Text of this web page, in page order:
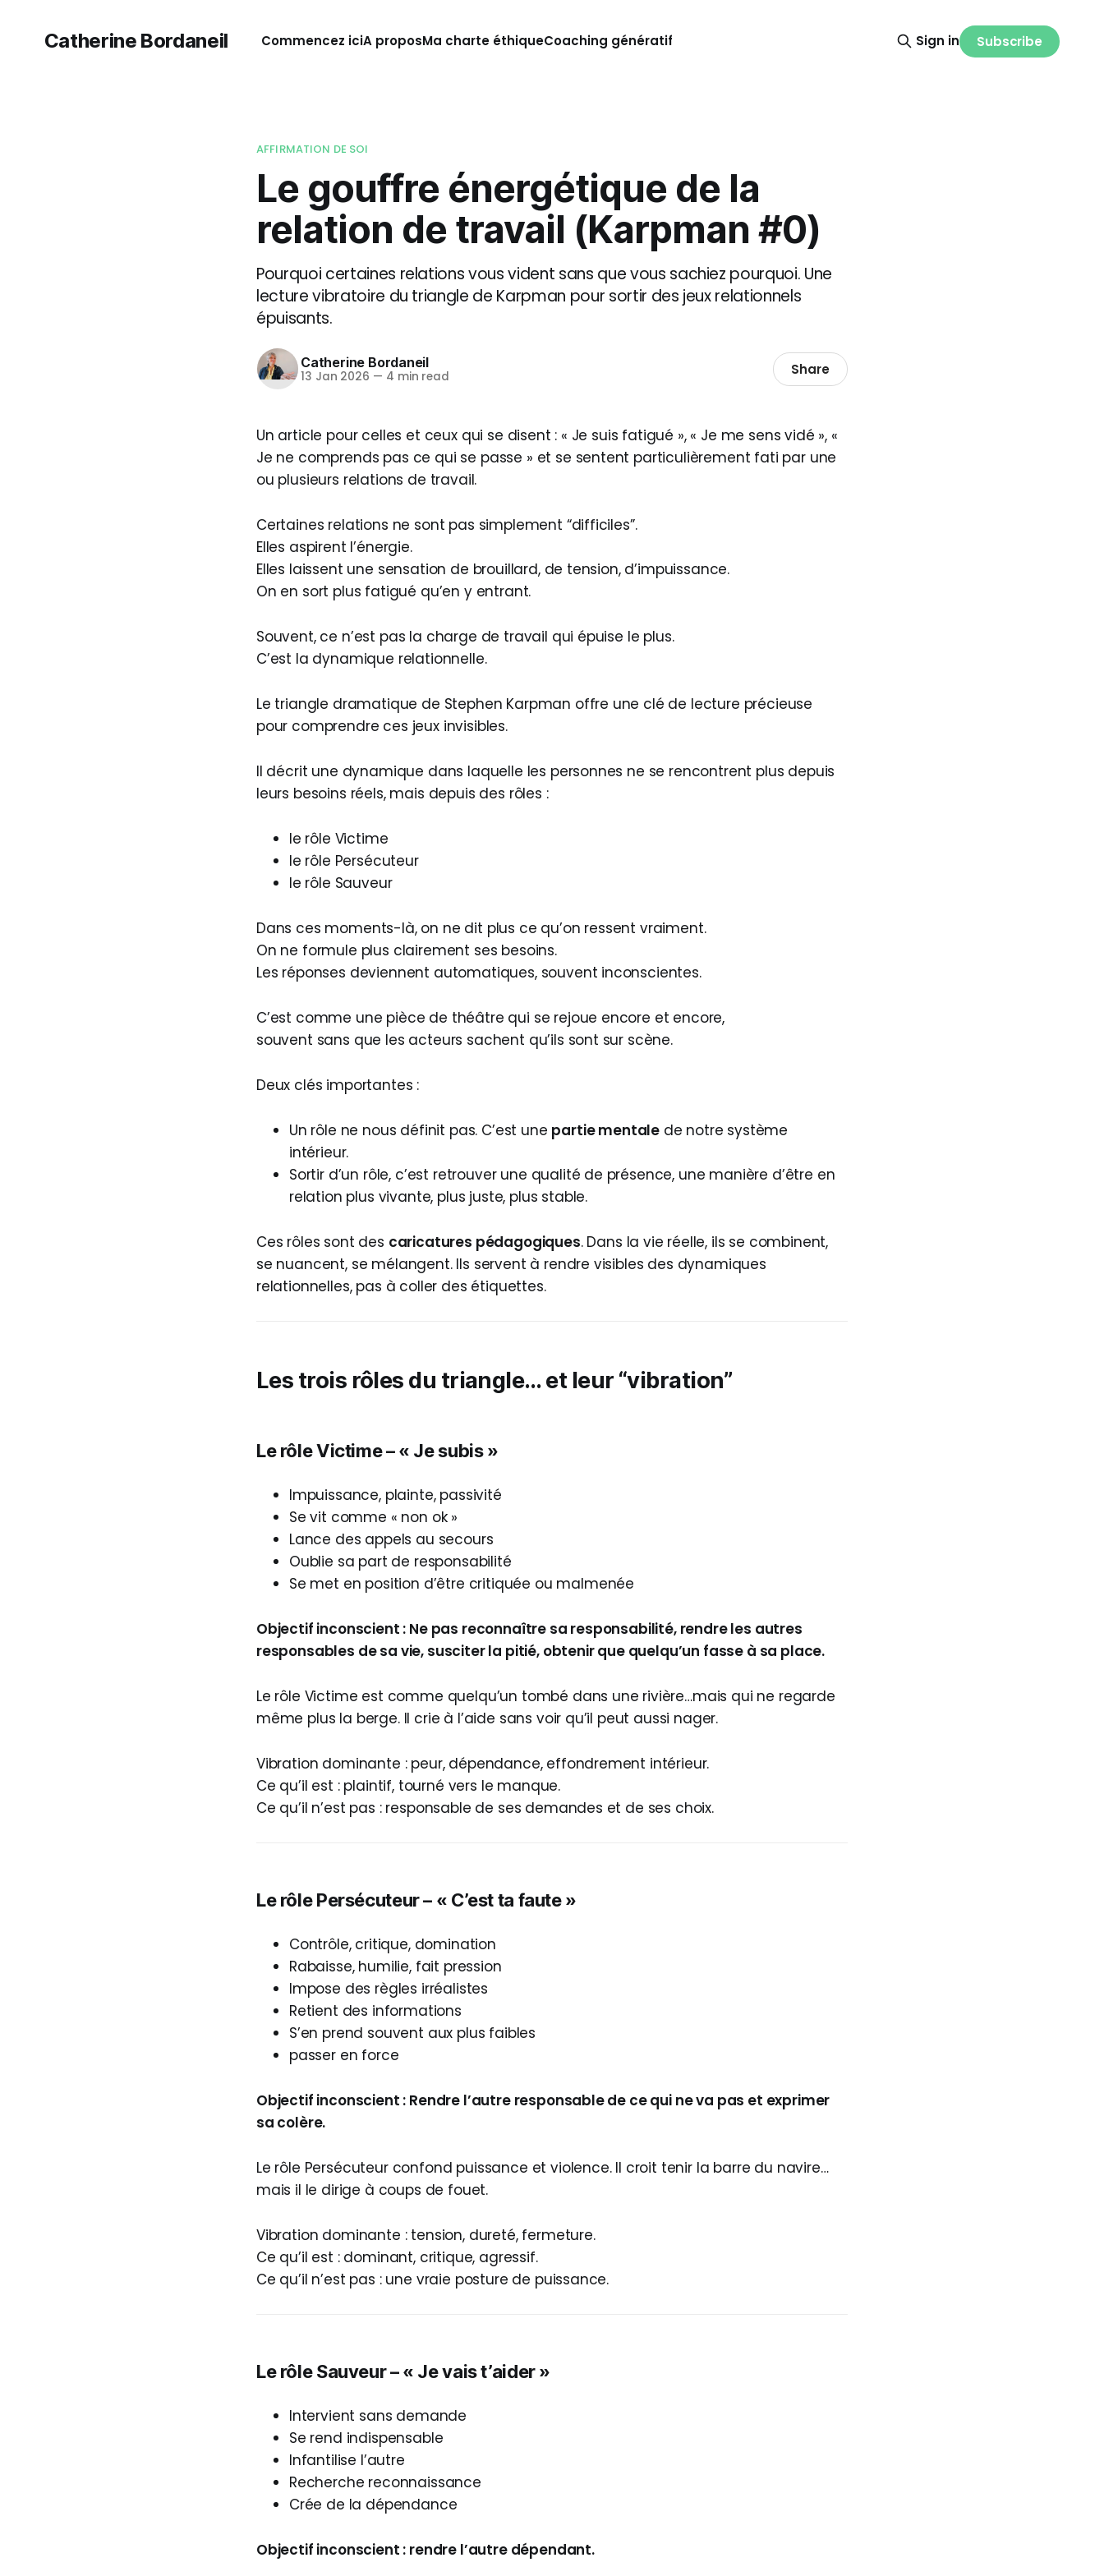
Catherine Bordaneil Commencez iciA proposMa charte éthiqueCoaching génératif Sign in Subscribe
AFFIRMATION DE SOI
Le gouffre énergétique de la
relation de travail (Karpman #0)
Pourquoi certaines relations vous vident sans que vous sachiez pourquoi. Une
lecture vibratoire du triangle de Karpman pour sortir des jeux relationnels
épuisants.
Catherine Bordaneil
13 Jan 2026 — 4 min read Share
Un article pour celles et ceux qui se disent : « Je suis fatigué », « Je me sens vidé », «
Je ne comprends pas ce qui se passe » et se sentent particulièrement fati par une
ou plusieurs relations de travail.
Certaines relations ne sont pas simplement “difficiles”.
Elles aspirent l’énergie.
Elles laissent une sensation de brouillard, de tension, d’impuissance.
On en sort plus fatigué qu’en y entrant.
Souvent, ce n’est pas la charge de travail qui épuise le plus.
C’est la dynamique relationnelle.
Le triangle dramatique de Stephen Karpman offre une clé de lecture précieuse
pour comprendre ces jeux invisibles.
Il décrit une dynamique dans laquelle les personnes ne se rencontrent plus depuis
leurs besoins réels, mais depuis des rôles :
le rôle Victime
le rôle Persécuteur
le rôle Sauveur
Dans ces moments-là, on ne dit plus ce qu’on ressent vraiment.
On ne formule plus clairement ses besoins.
Les réponses deviennent automatiques, souvent inconscientes.
C’est comme une pièce de théâtre qui se rejoue encore et encore,
souvent sans que les acteurs sachent qu’ils sont sur scène.
Deux clés importantes :
Un rôle ne nous définit pas. C’est une partie mentale de notre système
intérieur.
Sortir d’un rôle, c’est retrouver une qualité de présence, une manière d’être en
relation plus vivante, plus juste, plus stable.
Ces rôles sont des caricatures pédagogiques. Dans la vie réelle, ils se combinent,
se nuancent, se mélangent. Ils servent à rendre visibles des dynamiques
relationnelles, pas à coller des étiquettes.
Les trois rôles du triangle… et leur “vibration”
Le rôle Victime – « Je subis »
Impuissance, plainte, passivité
Se vit comme « non ok »
Lance des appels au secours
Oublie sa part de responsabilité
Se met en position d’être critiquée ou malmenée
Objectif inconscient : Ne pas reconnaître sa responsabilité, rendre les autres
responsables de sa vie, susciter la pitié, obtenir que quelqu’un fasse à sa place.
Le rôle Victime est comme quelqu’un tombé dans une rivière…mais qui ne regarde
même plus la berge. Il crie à l’aide sans voir qu’il peut aussi nager.
Vibration dominante : peur, dépendance, effondrement intérieur.
Ce qu’il est : plaintif, tourné vers le manque.
Ce qu’il n’est pas : responsable de ses demandes et de ses choix.
Le rôle Persécuteur – « C’est ta faute »
Contrôle, critique, domination
Rabaisse, humilie, fait pression
Impose des règles irréalistes
Retient des informations
S’en prend souvent aux plus faibles
passer en force
Objectif inconscient : Rendre l’autre responsable de ce qui ne va pas et exprimer
sa colère.
Le rôle Persécuteur confond puissance et violence. Il croit tenir la barre du navire…
mais il le dirige à coups de fouet.
Vibration dominante : tension, dureté, fermeture.
Ce qu’il est : dominant, critique, agressif.
Ce qu’il n’est pas : une vraie posture de puissance.
Le rôle Sauveur – « Je vais t’aider »
Intervient sans demande
Se rend indispensable
Infantilise l’autre
Recherche reconnaissance
Crée de la dépendance
Objectif inconscient : rendre l’autre dépendant.